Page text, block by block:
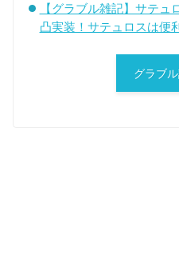
【グラブル雑記】サテ
凸実装！サテュロスは便
グラブ